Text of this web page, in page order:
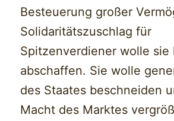
Besteuerung großer
Solidaritätszuschlag für
Spitzenverdiener wolle sie
abschaffen. Sie wolle
des Staates beschneiden
Macht des Marktes